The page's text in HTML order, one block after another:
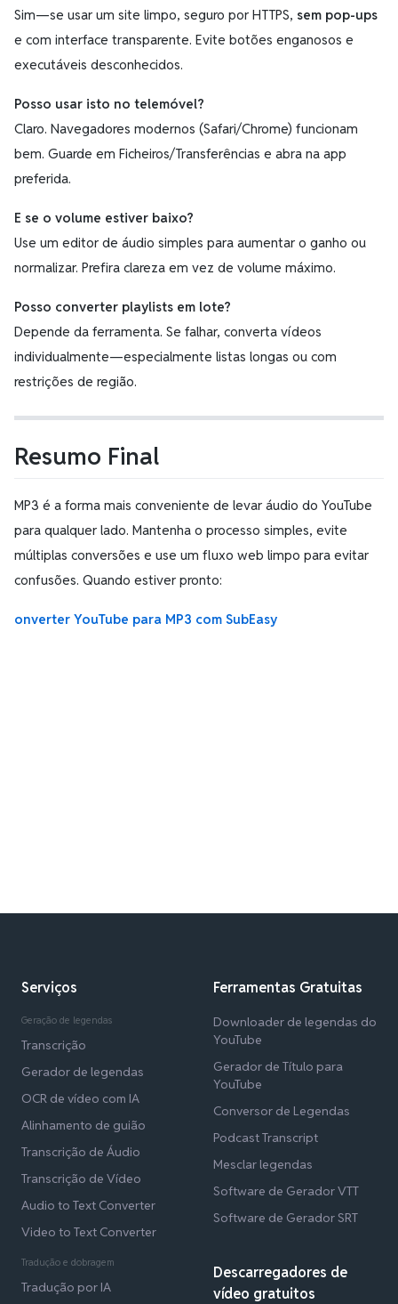
Sim—se usar um site limpo, seguro por HTTPS, sem pop-ups
e com interface transparente. Evite botões enganosos e
executáveis desconhecidos.
Posso usar isto no telemóvel?
Claro. Navegadores modernos (Safari/Chrome) funcionam
bem. Guarde em Ficheiros/Transferências e abra na app
preferida.
E se o volume estiver baixo?
Use um editor de áudio simples para aumentar o ganho ou
normalizar. Prefira clareza em vez de volume máximo.
Posso converter playlists em lote?
Depende da ferramenta. Se falhar, converta vídeos
individualmente—especialmente listas longas ou com
restrições de região.
Resumo Final
MP3 é a forma mais conveniente de levar áudio do YouTube
para qualquer lado. Mantenha o processo simples, evite
múltiplas conversões e use um fluxo web limpo para evitar
confusões. Quando estiver pronto:
onverter YouTube para MP3 com SubEasy
Serviços
Geração de legendas
Transcrição
Gerador de legendas
OCR de vídeo com IA
Alinhamento de guião
Transcrição de Áudio
Transcrição de Vídeo
Audio to Text Converter
Video to Text Converter
Tradução e dobragem
Tradução por IA
Ferramentas Gratuitas
Downloader de legendas do
YouTube
Gerador de Título para
YouTube
Conversor de Legendas
Podcast Transcript
Mesclar legendas
Software de Gerador VTT
Software de Gerador SRT
Descarregadores de
vídeo gratuitos